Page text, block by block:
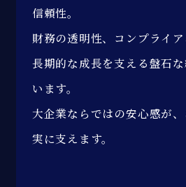
信頼性。
財務の透明性、コンプライ
長期的な成長を支える盤石
います。
大企業ならではの安心感が
実に支えます。